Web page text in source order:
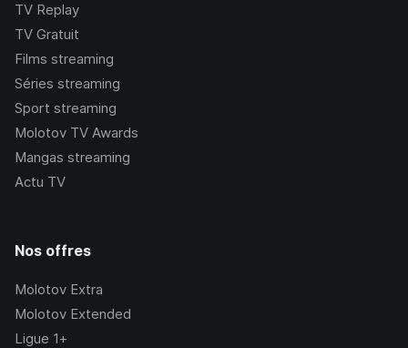
TV Replay
TV Gratuit
Films streaming
Séries streaming
Sport streaming
Molotov TV Awards
Mangas streaming
Actu TV
Nos offres
Molotov Extra
Molotov Extended
Ligue 1+